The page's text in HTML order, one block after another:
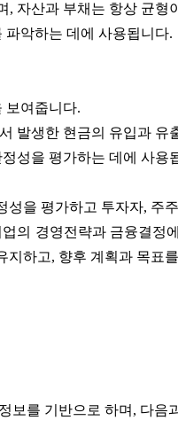
자산과 부채는 항상 균형
악하는 데에 사용됩니다.
보여줍니다.
발생한 현금의 유입과 유
성을 평가하는 데에 사용
을 평가하고 투자자, 주
의 경영전략과 금융결정
지하고, 향후 계획과 목표
보를 기반으로 하며, 다음